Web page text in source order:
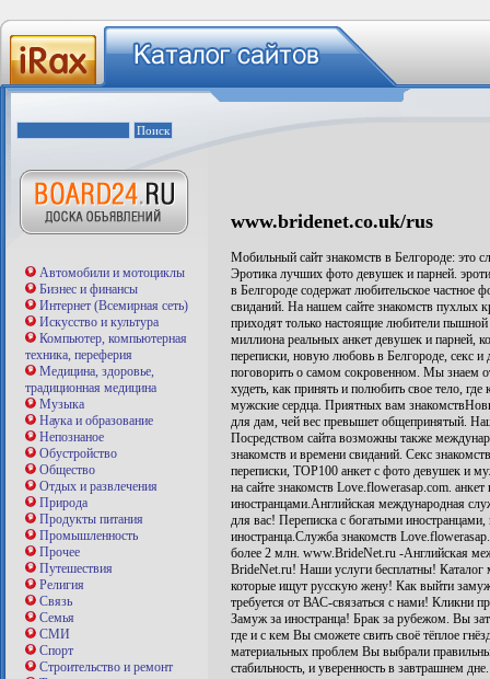
Автомобили и мотоциклы
Бизнес и финансы
Интернет (Всемирная сеть)
Искусство и культура
Компьютер, компьютерная
техника, переферия
Медицина, здоровье,
традиционная медицина
Музыка
Наука и образование
Непознаное
Обустройство
Общество
Отдых и развлечения
Природа
Продукты питания
Промышленность
Прочее
Путешествия
Религия
Связь
Семья
СМИ
Спорт
Строительство и ремонт
www.bridenet.co.uk/rus
Мобильный сайт знакомств в Белгороде: это
Эротика лучших фото девушек и парней.
в Белгороде содержат любительское частное
свиданий. На нашем сайте знакомств пухлых
приходят только настоящие любители
миллиона реальных анкет девушек и парней,
переписки, новую любовь в Белгороде, секс
поговорить о самом сокровенном. Мы знаем
худеть, как принять и полюбить свое тело,
мужские сердца. Приятных вам
для дам, чей вес превышет общепринятый.
Посредством сайта возможны также
знакомств и времени свиданий. Секс
переписки, TOP100 анкет с фото девушек и
на сайте знакомств Love.flowerasap.com.
иностранцами.Английская международная
для вас! Переписка с богатыми
иностранца.Служба знакомств
более 2 млн. www.BrideNet.ru -Английская
BrideNet.ru! Наши услуги бесплатны!
которые ищут русскую жену! Как выйти
требуется от ВАС-связаться с нами! Кликни
Замуж за иностранца! Брак за рубежом. Вы
где и с кем Вы сможете свить своё тёплое
материальных проблем Вы выбрали
стабильность, и уверенность в завтрашнем